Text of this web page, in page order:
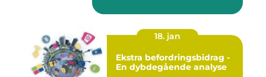
18. jan
Ekstra befordringsbidrag -
En dybdegående analyse